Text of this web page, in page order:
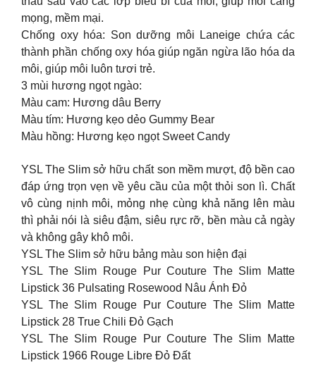
mọng, mềm mại.
Chống oxy hóa: Son dưỡng môi Laneige chứa các
thành phần chống oxy hóa giúp ngăn ngừa lão hóa da
môi, giúp môi luôn tươi trẻ.
3 mùi hương ngọt ngào:
Màu cam: Hương dâu Berry
Màu tím: Hương kẹo dẻo Gummy Bear
Màu hồng: Hương kẹo ngọt Sweet Candy
YSL The Slim sở hữu chất son mềm mượt, độ bền cao
đáp ứng trọn vẹn về yêu cầu của một thỏi son lì. Chất
vô cùng nịnh môi, mỏng nhẹ cùng khả năng lên màu
thì phải nói là siêu đậm, siêu rực rỡ, bền màu cả ngày
và không gây khô môi.
YSL The Slim sở hữu bảng màu son hiện đại
YSL The Slim Rouge Pur Couture The Slim Matte
Lipstick 36 Pulsating Rosewood Nâu Ánh Đỏ
YSL The Slim Rouge Pur Couture The Slim Matte
Lipstick 28 True Chili Đỏ Gạch
YSL The Slim Rouge Pur Couture The Slim Matte
Lipstick 1966 Rouge Libre Đỏ Đất